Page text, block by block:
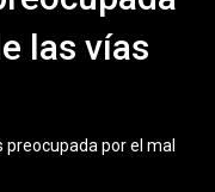
las vías
preocupada por el mal